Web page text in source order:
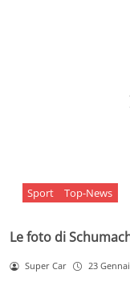
Sport Top-News
Le foto di
Super Car 23